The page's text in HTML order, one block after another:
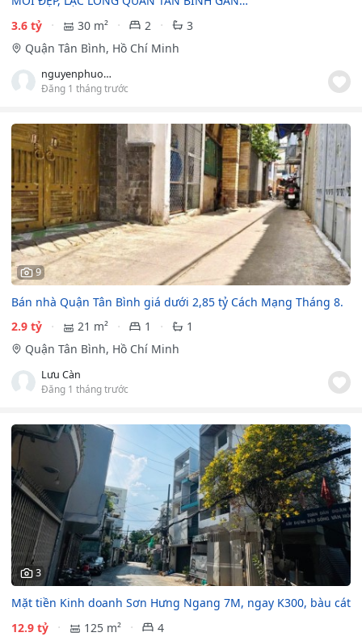
3.6 tỷ
30 m² 2
3
Quận Tân Bình, Hồ Chí Minh
nguyenphuong039
Đăng 1 tháng trước
9
Bán nhà Quận Tân Bình giá dưới 2,85 tỷ Cách Mạng Tháng 8.
2.9 tỷ
21 m² 1
1
Quận Tân Bình, Hồ Chí Minh
Lưu Càn
Đăng 1 tháng trước
3
Mặt tiền Kinh doanh Sơn Hưng Ngang 7M, ngay K300, bàu cát
12.9 tỷ
125 m²
4